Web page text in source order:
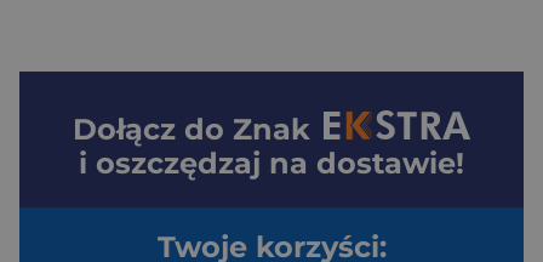
Dołącz do Znak
i oszczędzaj na dostawie!
Twoje korzyści: